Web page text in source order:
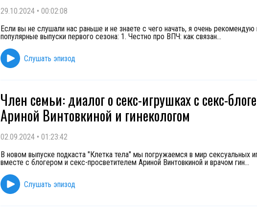
29.10.2024 • 00:02:08
Если вы не слушали нас раньше и не знаете с чего начать, я очень
популярные выпуски первого сезона: 1. Честно про ВПЧ: как связан...
Слушать эпизод
Член семьи: диалог о секс-игрушках с секс-
Ариной Винтовкиной и гинекологом
02.09.2024 • 01:23:42
В новом выпуске подкаста "Клетка тела" мы погружаемся в мир сексуальных
вместе с блогером и секс-просветителем Ариной Винтовкиной и врачом гин...
Слушать эпизод